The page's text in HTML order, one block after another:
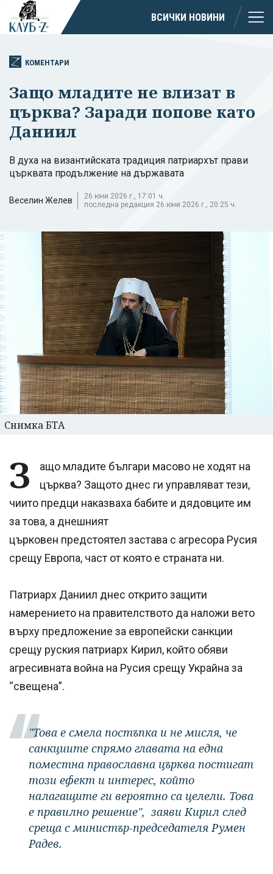
ВСИЧКИ НОВИНИ
КОМЕНТАРИ
Защо младите не влизат в
църква? Заради попове като
Даниил
В духа на византийската традиция патриархът прави
църквата продължение на държавата
Веселин Желев
26 юни 2026 г., 17:01 ч.
последна редакция 26 юни 2026 г., 20:25 ч.
Снимка БТА
З
ащо младите българи масово не ходят на
църква? Защото днес ги управляват тези,
чиито предци наказваха бабите и дядовците им
за това, а днешният
църковен предстоятел застава с агресора Русия
срещу Европа, част от която е страната ни.
Патриарх Даниил днес открито защити
намерението на правителството да наложи вето
върху предложение за европейски санкции
срещу руския патриарх Кирил, който обяви
агресивната война на Русия срещу Украйна за
“свещена”.
"Това е смела постъпка и не мисля, че
санкциите спрямо главата на една
поместна православна църква постигат
този ефект и интерес, който
налагащите ги вероятно са целели. Това
е правилно решение", заяви Кирил след
среща с министър-председателя Румен
Радев.